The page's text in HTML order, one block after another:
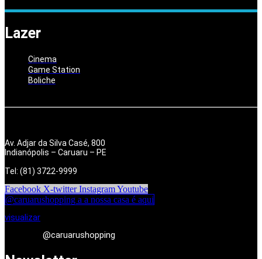
Lazer
Cinema
Game Station
Boliche
Av. Adjar da Silva Casé, 800
Indianópolis – Caruaru – PE
Tel: (81) 3722-9999
Facebook X-twitter InstagramYoutube
@caruarushopping a a nossa casa é aqui
visualizar
@caruarushopping